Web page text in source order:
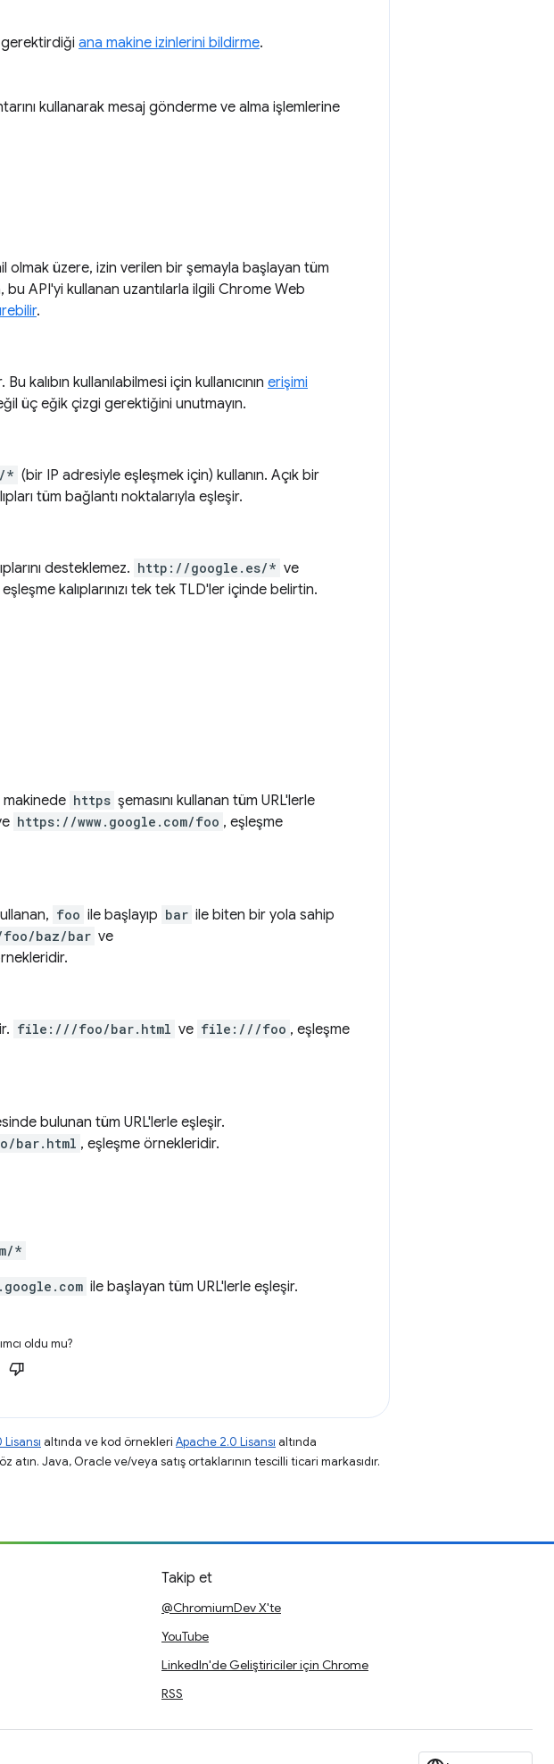
gerektirdiği ana makine izinlerini bildirme.
kullanarak mesaj gönderme ve alma işlemlerine
olmak üzere, izin verilen bir şemayla başlayan tüm
API'yi kullanan uzantılarla ilgili Chrome Web
.
kalıbın kullanılabilmesi için kullanıcının erişimi
üç eğik çizgi gerektiğini unutmayın.
* (bir IP adresiyle eşleşmek için) kullanın. Açık bir
tüm bağlantı noktalarıyla eşleşir.
desteklemez. http://google.es/* ve
kalıplarınızı tek tek TLD'ler içinde belirtin.
https şemasını kullanan tüm URL'lerle
https://www.google.com/foo , eşleşme
foo ile başlayıp bar ile biten bir yola sahip
foo/baz/bar ve
file:///foo/bar.html ve file:///foo , eşleşme
bulunan tüm URL'lerle eşleşir.
bar.html , eşleşme örnekleridir.
*
ile başlayan tüm URL'lerle eşleşir.
oldu mu?
altında ve kod örnekleri Apache 2.0 Lisansı altında
atın. Java, Oracle ve/veya satış ortaklarının tescilli ticari markasıdır.
Takip et
@ChromiumDev X'te
YouTube
LinkedIn'de Geliştiriciler için Chrome
RSS